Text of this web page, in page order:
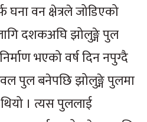
घना वन क्षेत्रले जोडिएको
दशकअघि झोलुङ्गे पुल
भएको वर्ष दिन नपुग्दै
पुल बनेपछि झोलुङ्गे पुलमा
। त्यस पुललाई